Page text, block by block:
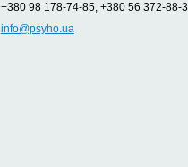
+380 98 178-74-85, +380 56 372-88-
info@psyho.ua